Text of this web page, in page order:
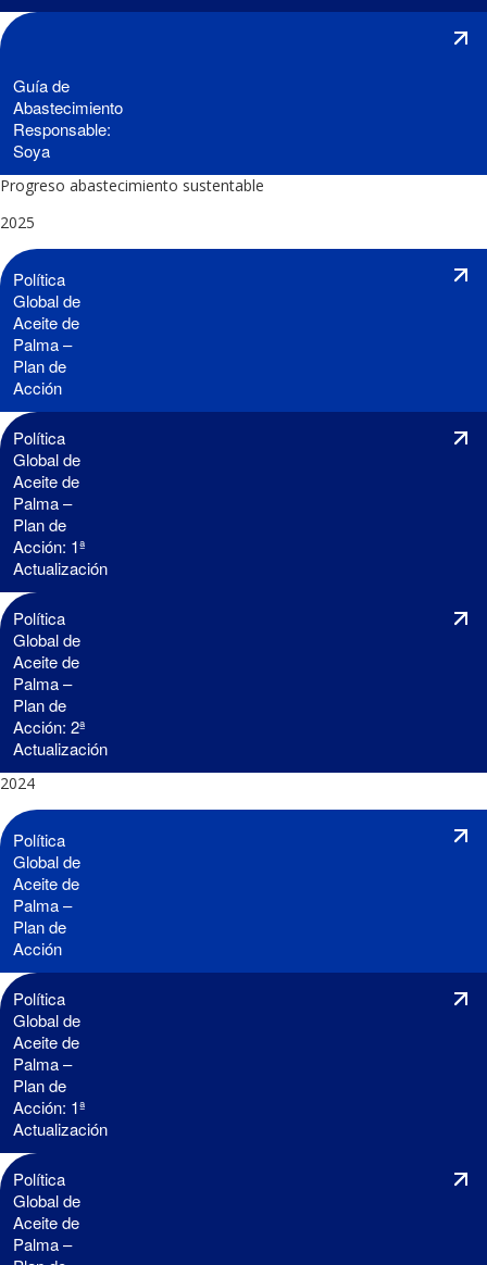
Guía de
Abastecimiento
Responsable:
Soya
Progreso abastecimiento sustentable
2025
Política
Global de
Aceite de
Palma –
Plan de
Acción
Política
Global de
Aceite de
Palma –
Plan de
Acción: 1ª
Actualización
Política
Global de
Aceite de
Palma –
Plan de
Acción: 2ª
Actualización
2024
Política
Global de
Aceite de
Palma –
Plan de
Acción
Política
Global de
Aceite de
Palma –
Plan de
Acción: 1ª
Actualización
Política
Global de
Aceite de
Palma –